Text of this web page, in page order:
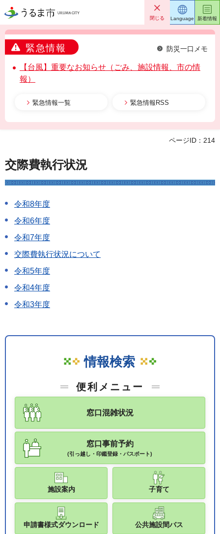
うるま市 閉じる
緊急情報 防災一口メモ
【台風】重要なお知らせ（ごみ、施設情報、市の情
報）
緊急情報一覧 緊急情報RSS
Language 新着情報
ページID：214
交際費執行状況
令和8年度
令和6年度
令和7年度
交際費執行状況について
令和5年度
令和4年度
令和3年度
情報検索
便利メニュー
窓口混雑状況
窓口事前予約
(引っ越し・印鑑登録・パスポート)
施設案内 子育て
申請書様式ダウンロード 公共施設間バス